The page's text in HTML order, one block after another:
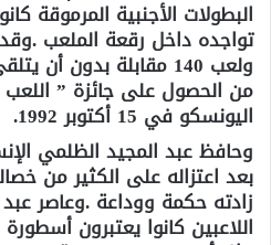
البطولات الأجنبية المرموقة
تواجده داخل رقعة الملعب .
ولعب 140 مقابلة بدون
من الحصول على جائزة ”
اليونسكو في 15 أكتوبر 1992
.
وحافظ عبد المجيد الظلمي
بعد اعتزاله على الكثير من
زادته حكمة ووداعة .وعاصر
اللاعبين كانوا يعتبرون